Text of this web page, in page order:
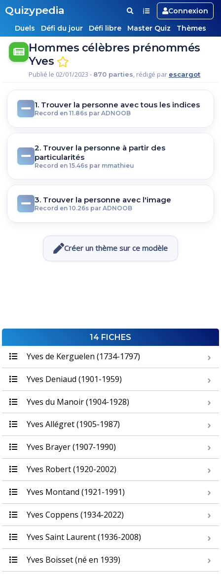
Quizypedia
Connexion
Duels
Défi du jour Défi libre Master Quiz Thèmes
Hommes célèbres prénommés
Yves
Publié le 02/01/2023 - 870 parties, rédigé par escargot
1. Trouver la personne avec tous les indices
Record en 11.86s par ADNOOB
2. Trouver la personne à partir des
particularités
Record en 15.46s par mmathieu
3. Trouver la personne avec l'image
Record en 10.26s par ADNOOB
Créer un thème sur ce modèle
14 FICHES
Yves de Kerguelen (1734-1797)
Yves Deniaud (1901-1959)
Yves du Manoir (1904-1928)
Yves Allégret (1905-1987)
Yves Brayer (1907-1990)
Yves Robert (1920-2002)
Yves Montand (1921-1991)
Yves Coppens (1934-2022)
Yves Saint Laurent (1936-2008)
Yves Boisset (né en 1939)